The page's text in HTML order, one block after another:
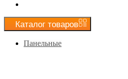
Каталог товаров
Панельные